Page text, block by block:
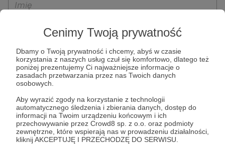
Cenimy Twoją prywatność
Dbamy o Twoją prywatność i chcemy, abyś w czasie
korzystania z naszych usług czuł się komfortowo, dlatego też
poniżej prezentujemy Ci najważniejsze informacje o
zasadach przetwarzania przez nas Twoich danych
osobowych.
Aby wyrazić zgody na korzystanie z technologii
automatycznego śledzenia i zbierania danych, dostęp do
informacji na Twoim urządzeniu końcowym i ich
przechowywanie przez Crowd8 sp. z o.o. oraz podmioty
zewnętrzne, które wspierają nas w prowadzeniu działalności,
kliknij AKCEPTUJĘ I PRZECHODZĘ DO SERWISU.
otrzymywania wsparcia na naszej platformie oraz
wyrażenia sprzeciwu wobec przetwarzania Twoich danych
osobowych. Rejestracja dla osób niepełnoletnich możliwa
jest po przekazaniu podpisanego formularza "Zgodna na
założenie konta przez osobę niepełnoletnią", formularz
dostępny jest na stronie regulaminu Patronite.pl.